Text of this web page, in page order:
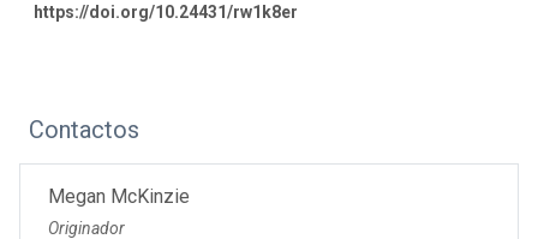
https://doi.org/10.24431/rw1k8er
Contactos
Megan McKinzie
Originador